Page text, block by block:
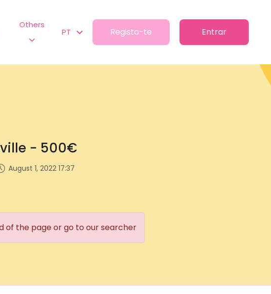
Others
PT Regista-te Entrar
- 500€
August 1, 2022 17:37
of the page or go to our searcher